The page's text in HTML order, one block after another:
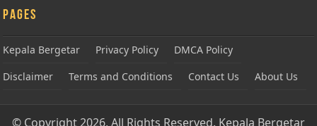
Pages
Kepala Bergetar Privacy Policy
DMCA Policy
Disclaimer
Terms and Conditions Contact Us About Us
© Copyright 2026, All Rights Reserved. Kepala Bergetar